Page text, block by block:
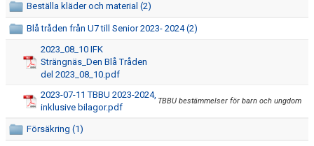
BLÅ TRÅDEN. SÅ FUNKAR DET.
LAGENS ORGANISATION
KALENDER
Beställa kläder och material (2)
Blå tråden från U7 till Senior 2023- 2024 (2)
2023_08_10 IFK
Strängnäs_Den Blå Tråden
del 2023_08_10.pdf
2023-07-11 TBBU 2023-2024,
inklusive bilagor.pdf
TBBU bestämmelser för barn och ungdom
Försäkring (1)